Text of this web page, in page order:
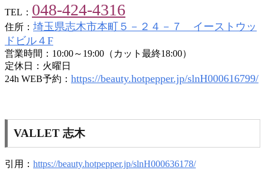
TEL： 048-424-4316
住所： 埼玉県志木市本町５－２４－７ イーストウッ
ドビル４F
営業時間：10:00～19:00（カット最終18:00）
定休日：火曜日
24h WEB予約： https://beauty.hotpepper.jp/slnH000616799/
VALLET 志木
引用： https://beauty.hotpepper.jp/slnH000636178/